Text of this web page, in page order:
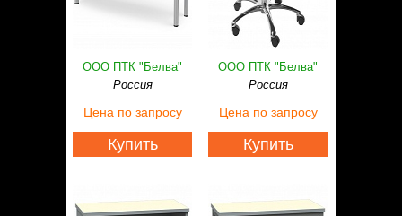
ООО ПТК "Белва"
Россия
Цена по запросу
Купить
ООО ПТК "Белва"
Россия
Цена по запросу
Купить